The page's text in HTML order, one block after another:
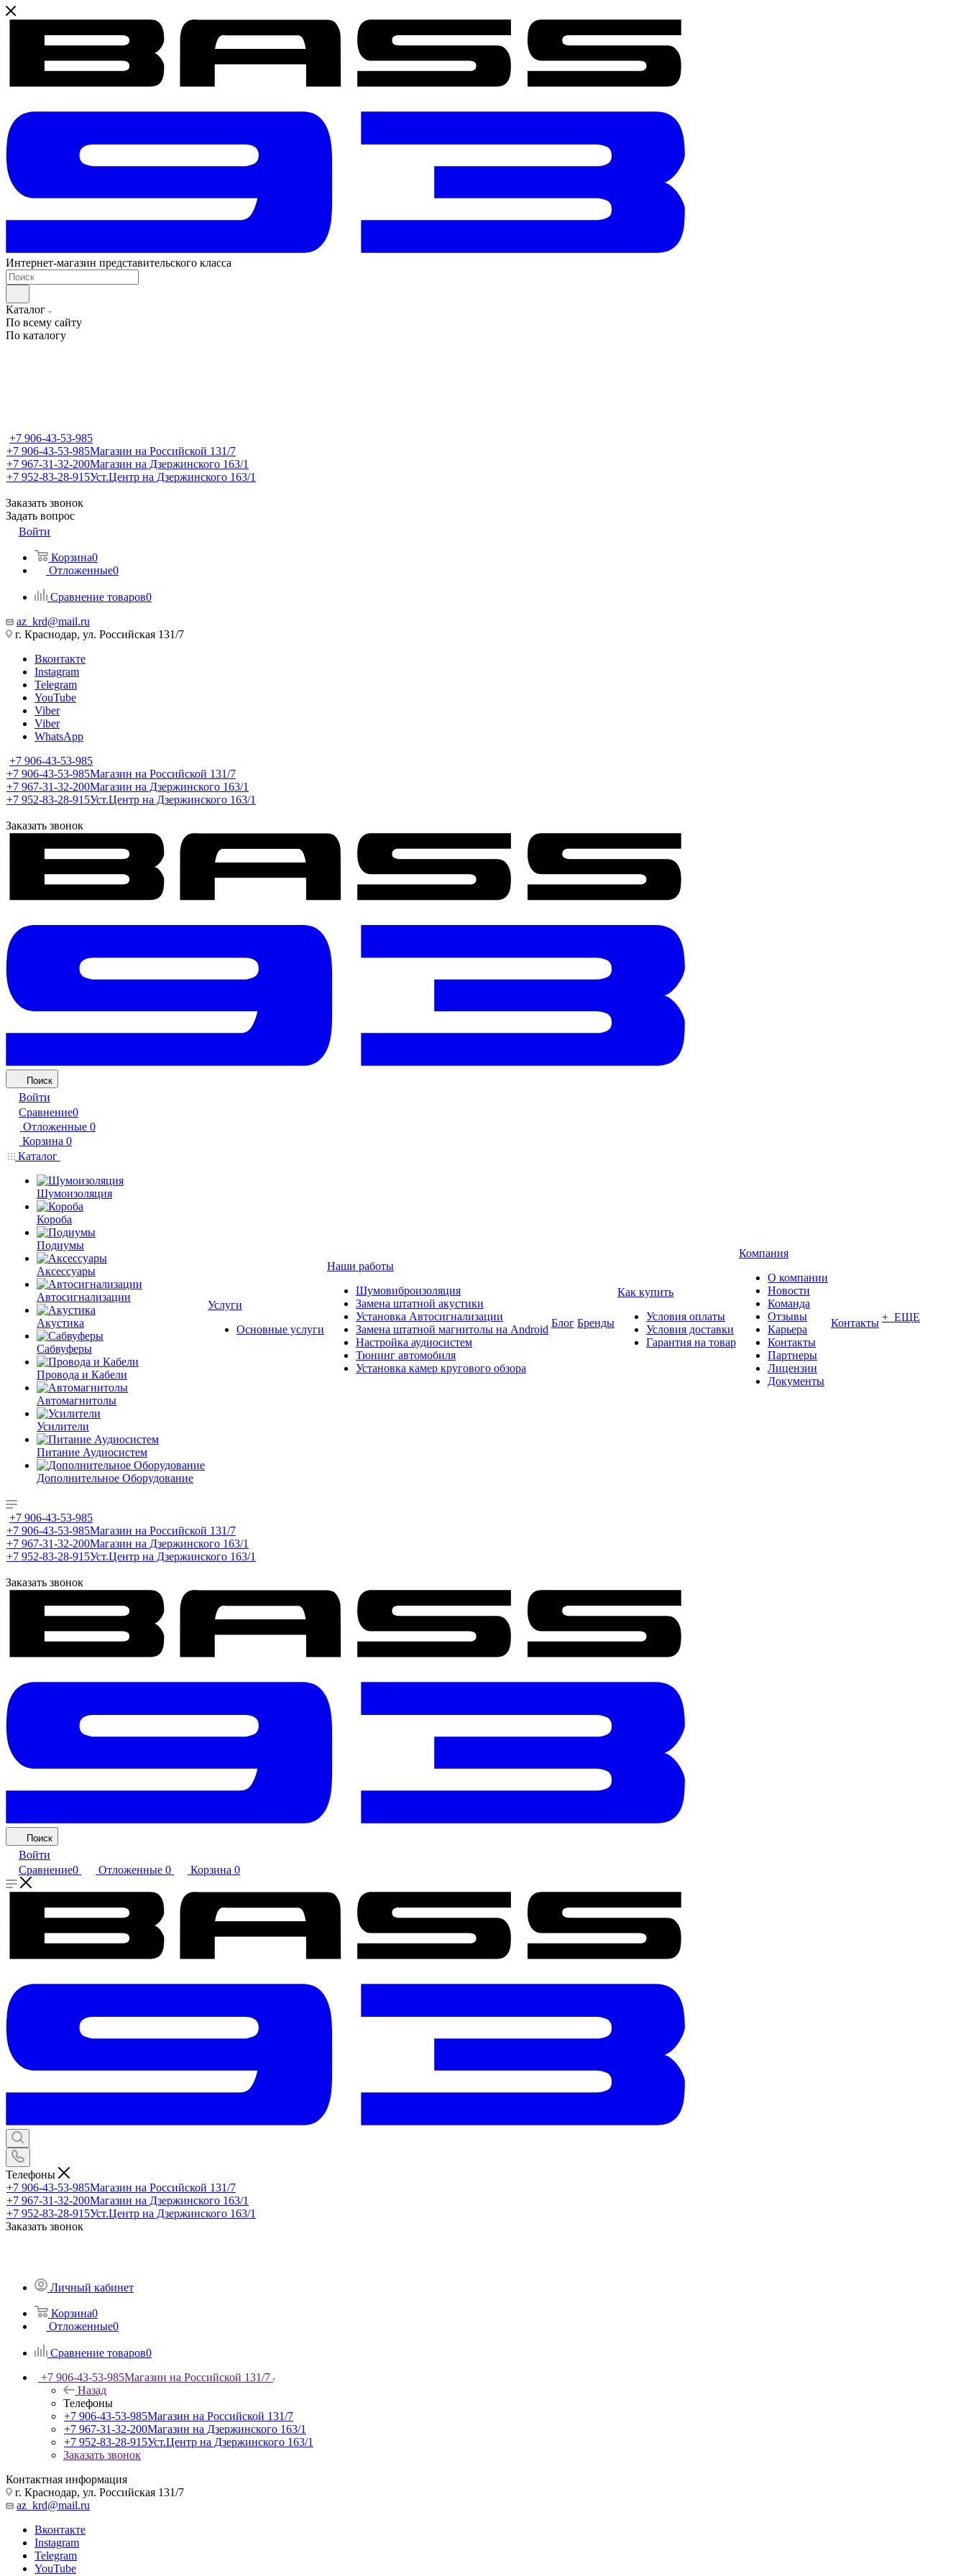
Интернет-магазин представительского класса
Каталог
По всему сайту
По каталогу
+7 906-43-53-985
+7 906-43-53-985Магазин на Российской 131/7
+7 967-31-32-200Магазин на Дзержинского 163/1
+7 952-83-28-915Уст.Центр на Дзержинского 163/1
Заказать звонок
Задать вопрос
Войти
Корзина0
Отложенные0
Сравнение товаров0
az_krd@mail.ru
г. Краснодар, ул. Российская 131/7
Вконтакте
Instagram
Telegram
YouTube
Viber
Viber
WhatsApp
+7 906-43-53-985
+7 906-43-53-985Магазин на Российской 131/7
+7 967-31-32-200Магазин на Дзержинского 163/1
+7 952-83-28-915Уст.Центр на Дзержинского 163/1
Заказать звонок
Поиск
Войти
Сравнение0
Отложенные 0
Корзина 0
Каталог
Шумоизоляция
Короба
Подиумы
Аксессуары
Автосигнализации
Акустика
Сабвуферы
Провода и Кабели
Автомагнитолы
Усилители
Питание Аудиосистем
Дополнительное Оборудование
Услуги
Основные услуги
Наши работы
Шумовиброизоляция
Замена штатной акустики
Установка Автосигнализации
Замена штатной магнитолы на Android
Настройка аудиосистем
Тюнинг автомобиля
Установка камер кругового обзора
Блог Бренды
Как купить
Условия оплаты
Условия доставки
Гарантия на товар
Компания
О компании
Новости
Команда
Отзывы
Карьера
Контакты
Партнеры
Лицензии
Документы
Контакты + ЕЩЕ
+7 906-43-53-985
+7 906-43-53-985Магазин на Российской 131/7
+7 967-31-32-200Магазин на Дзержинского 163/1
+7 952-83-28-915Уст.Центр на Дзержинского 163/1
Заказать звонок
Поиск
Войти
Сравнение0 Отложенные 0 Корзина 0
Телефоны
+7 906-43-53-985Магазин на Российской 131/7
+7 967-31-32-200Магазин на Дзержинского 163/1
+7 952-83-28-915Уст.Центр на Дзержинского 163/1
Заказать звонок
Личный кабинет
Корзина0
Отложенные0
Сравнение товаров0
+7 906-43-53-985Магазин на Российской 131/7
Назад
Телефоны
+7 906-43-53-985Магазин на Российской 131/7
+7 967-31-32-200Магазин на Дзержинского 163/1
+7 952-83-28-915Уст.Центр на Дзержинского 163/1
Заказать звонок
Контактная информация
г. Краснодар, ул. Российская 131/7
az_krd@mail.ru
Вконтакте
Instagram
Telegram
YouTube